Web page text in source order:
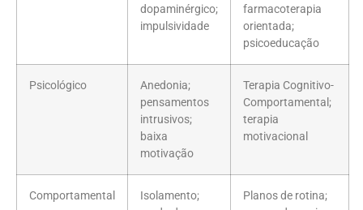
dopaminérgico;
impulsividade
farmacoterapia
orientada;
psicoeducação
Psicológico
Anedonia;
pensamentos
intrusivos;
baixa
motivação
Terapia Cognitivo-
Comportamental;
terapia
motivacional
Comportamental
Isolamento;
Planos de rotina;